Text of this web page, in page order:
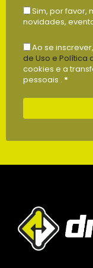
Sim, por favor,
novidades,
Ao se
de Uso e Política
cookies e a
pessoais . *